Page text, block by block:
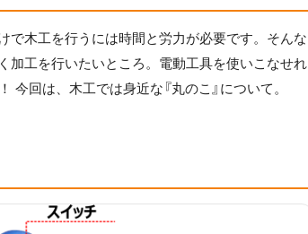
で木工を行うには時間と労力が必要です。そんな
加工を行いたいところ。電動工具を使いこなせれ
今回は、木工では身近な『丸のこ』について。